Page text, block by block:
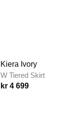
Kiera Ivory
W Tiered Skirt
kr 4 699